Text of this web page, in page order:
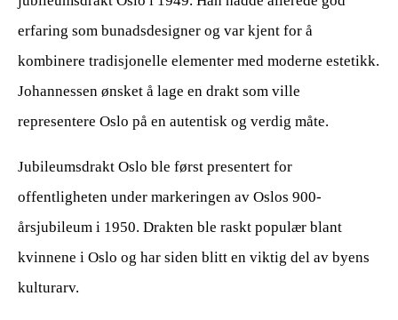
erfaring som bunadsdesigner og var kjent for å
kombinere tradisjonelle elementer med moderne estetikk.
Johannessen ønsket å lage en drakt som ville
representere Oslo på en autentisk og verdig måte.
Jubileumsdrakt Oslo ble først presentert for
offentligheten under markeringen av Oslos 900-
årsjubileum i 1950. Drakten ble raskt populær blant
kvinnene i Oslo og har siden blitt en viktig del av byens
kulturarv.